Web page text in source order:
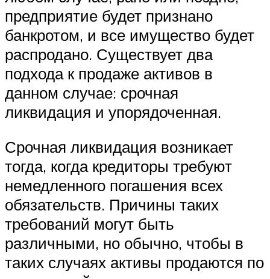
предприятие будет признано
банкротом, и все имущество будет
распродано. Существует два
подхода к продаже активов в
данном случае: срочная
ликвидация и упорядоченная.
Срочная ликвидация возникает
тогда, когда кредиторы требуют
немедленного погашения всех
обязательств. Причины таких
требований могут быть
различными, но обычно, чтобы в
таких случаях активы продаются по